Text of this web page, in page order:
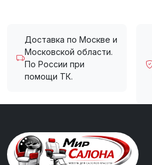
Доставка по Москве и
Московской области.
По России при
помощи ТК.